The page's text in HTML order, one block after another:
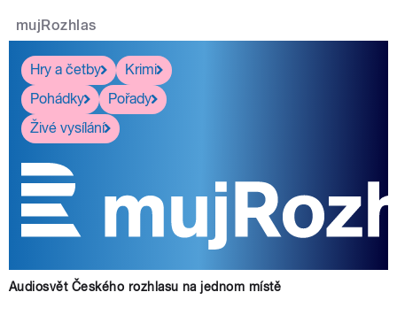
mujRozhlas
Hry a četby
Krimi
Pohádky
Pořady
Živé vysílání
Audiosvět Českého rozhlasu na jednom místě